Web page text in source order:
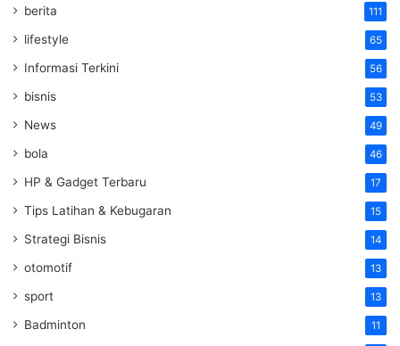
berita 111
lifestyle 65
Informasi Terkini 56
bisnis 53
News 49
bola 46
HP & Gadget Terbaru 17
Tips Latihan & Kebugaran 15
Strategi Bisnis 14
otomotif 13
sport 13
Badminton 11